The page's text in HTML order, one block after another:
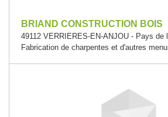
BRIAND CONSTRUCTION BOIS
49112 VERRIERES-EN-ANJOU - Pays de
Fabrication de charpentes et d'autres